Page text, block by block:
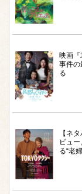
映画『
事件の
る
【ネ
ビュ
る“老